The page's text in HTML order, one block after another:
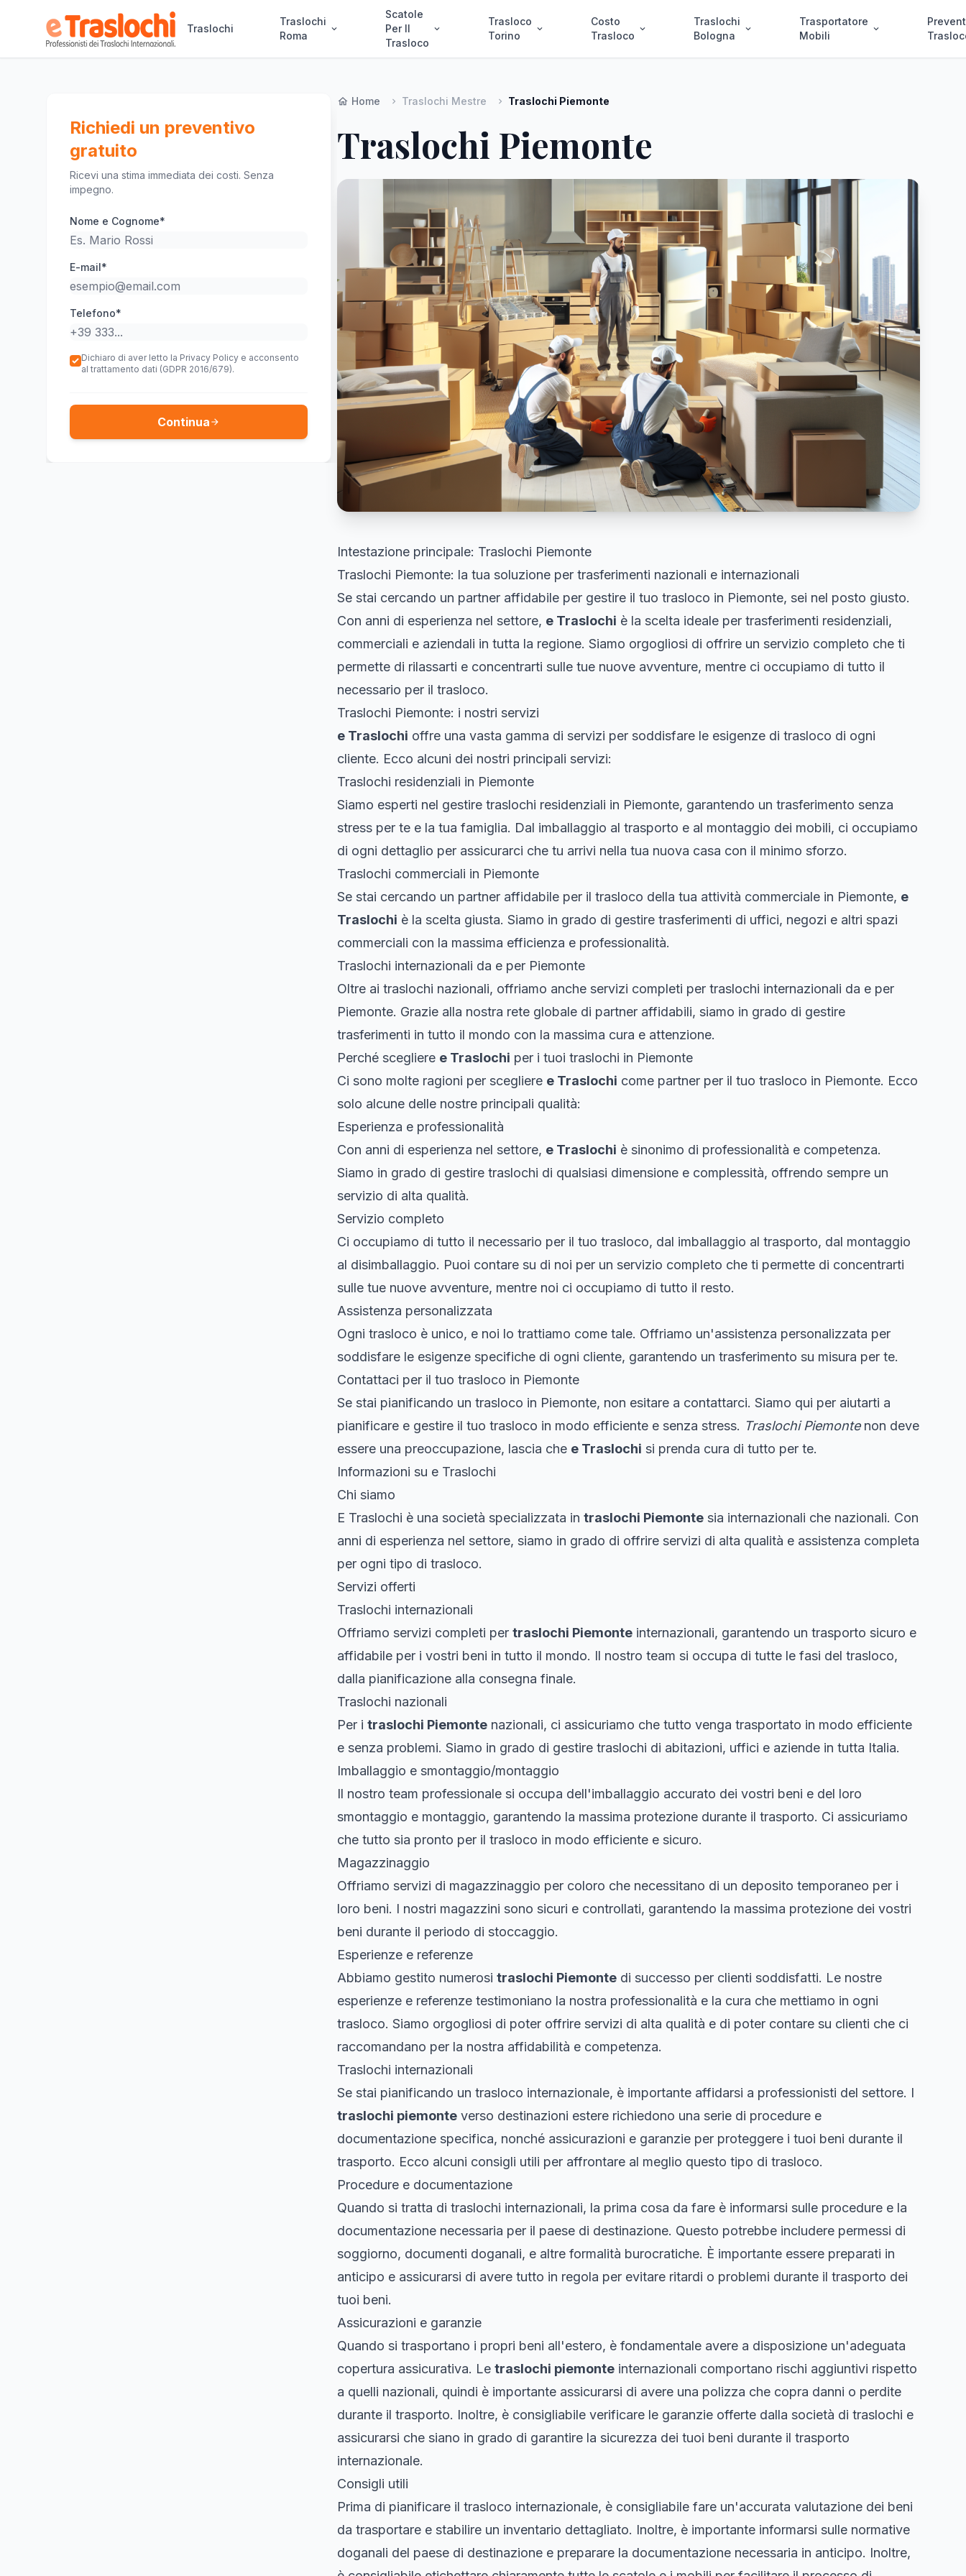
Traslochi
Traslochi
Roma
expand_more
Scatole
Per Il
Trasloco
expand_more
Trasloco
Torino
expand_more
Costo
Trasloco
expand_more
Traslochi
Bologna
expand_more
Trasportatore
Mobili
expand_more
Richiedi un preventivo
gratuito
Ricevi una stima immediata dei costi. Senza
impegno.
Nome e Cognome*
E-mail*
Telefono*
Dichiaro di aver letto la Privacy Policy e acconsento
al trattamento dati (GDPR 2016/679).
Continua arrow_forward
home Home chevron_right Traslochi Mestre chevron_right Traslochi Piemonte
Traslochi Piemonte
Intestazione principale: Traslochi Piemonte
Traslochi Piemonte: la tua soluzione per trasferimenti nazionali e internazionali
Se stai cercando un partner affidabile per gestire il tuo trasloco in Piemonte, sei nel posto giusto.
Con anni di esperienza nel settore, e Traslochi è la scelta ideale per trasferimenti residenziali,
commerciali e aziendali in tutta la regione. Siamo orgogliosi di offrire un servizio completo che ti
permette di rilassarti e concentrarti sulle tue nuove avventure, mentre ci occupiamo di tutto il
necessario per il trasloco.
Traslochi Piemonte: i nostri servizi
e Traslochi offre una vasta gamma di servizi per soddisfare le esigenze di trasloco di ogni
cliente. Ecco alcuni dei nostri principali servizi:
Traslochi residenziali in Piemonte
Siamo esperti nel gestire traslochi residenziali in Piemonte, garantendo un trasferimento senza
stress per te e la tua famiglia. Dal imballaggio al trasporto e al montaggio dei mobili, ci occupiamo
di ogni dettaglio per assicurarci che tu arrivi nella tua nuova casa con il minimo sforzo.
Traslochi commerciali in Piemonte
Se stai cercando un partner affidabile per il trasloco della tua attività commerciale in Piemonte, e
Traslochi è la scelta giusta. Siamo in grado di gestire trasferimenti di uffici, negozi e altri spazi
commerciali con la massima efficienza e professionalità.
Traslochi internazionali da e per Piemonte
Oltre ai traslochi nazionali, offriamo anche servizi completi per traslochi internazionali da e per
Piemonte. Grazie alla nostra rete globale di partner affidabili, siamo in grado di gestire
trasferimenti in tutto il mondo con la massima cura e attenzione.
Perché scegliere e Traslochi per i tuoi traslochi in Piemonte
Ci sono molte ragioni per scegliere e Traslochi come partner per il tuo trasloco in Piemonte. Ecco
solo alcune delle nostre principali qualità:
Esperienza e professionalità
Con anni di esperienza nel settore, e Traslochi è sinonimo di professionalità e competenza.
Siamo in grado di gestire traslochi di qualsiasi dimensione e complessità, offrendo sempre un
servizio di alta qualità.
Servizio completo
Ci occupiamo di tutto il necessario per il tuo trasloco, dal imballaggio al trasporto, dal montaggio
al disimballaggio. Puoi contare su di noi per un servizio completo che ti permette di concentrarti
sulle tue nuove avventure, mentre noi ci occupiamo di tutto il resto.
Assistenza personalizzata
Ogni trasloco è unico, e noi lo trattiamo come tale. Offriamo un'assistenza personalizzata per
soddisfare le esigenze specifiche di ogni cliente, garantendo un trasferimento su misura per te.
Contattaci per il tuo trasloco in Piemonte
Se stai pianificando un trasloco in Piemonte, non esitare a contattarci. Siamo qui per aiutarti a
pianificare e gestire il tuo trasloco in modo efficiente e senza stress. Traslochi Piemontenon deve
essere una preoccupazione, lascia che e Traslochi si prenda cura di tutto per te.
Informazioni su e Traslochi
Chi siamo
E Traslochi è una società specializzata intraslochi Piemonte sia internazionali che nazionali. Con
anni di esperienza nel settore, siamo in grado di offrire servizi di alta qualità e assistenza completa
per ogni tipo di trasloco.
Servizi offerti
Traslochi internazionali
Offriamo servizi completi pertraslochi Piemonte internazionali, garantendo un trasporto sicuro e
affidabile per i vostri beni in tutto il mondo. Il nostro team si occupa di tutte le fasi del trasloco,
dalla pianificazione alla consegna finale.
Traslochi nazionali
Per itraslochi Piemonte nazionali, ci assicuriamo che tutto venga trasportato in modo efficiente
e senza problemi. Siamo in grado di gestire traslochi di abitazioni, uffici e aziende in tutta Italia.
Imballaggio e smontaggio/montaggio
Il nostro team professionale si occupa dell'imballaggio accurato dei vostri beni e del loro
smontaggio e montaggio, garantendo la massima protezione durante il trasporto. Ci assicuriamo
che tutto sia pronto per il trasloco in modo efficiente e sicuro.
Magazzinaggio
Offriamo servizi di magazzinaggio per coloro che necessitano di un deposito temporaneo per i
loro beni. I nostri magazzini sono sicuri e controllati, garantendo la massima protezione dei vostri
beni durante il periodo di stoccaggio.
Esperienze e referenze
Abbiamo gestito numerositraslochi Piemonte di successo per clienti soddisfatti. Le nostre
esperienze e referenze testimoniano la nostra professionalità e la cura che mettiamo in ogni
trasloco. Siamo orgogliosi di poter offrire servizi di alta qualità e di poter contare su clienti che ci
raccomandano per la nostra affidabilità e competenza.
Traslochi internazionali
Se stai pianificando un trasloco internazionale, è importante affidarsi a professionisti del settore. I
traslochi piemonte verso destinazioni estere richiedono una serie di procedure e
documentazione specifica, nonché assicurazioni e garanzie per proteggere i tuoi beni durante il
trasporto. Ecco alcuni consigli utili per affrontare al meglio questo tipo di trasloco.
Procedure e documentazione
Quando si tratta di traslochi internazionali, la prima cosa da fare è informarsi sulle procedure e la
documentazione necessaria per il paese di destinazione. Questo potrebbe includere permessi di
soggiorno, documenti doganali, e altre formalità burocratiche. È importante essere preparati in
anticipo e assicurarsi di avere tutto in regola per evitare ritardi o problemi durante il trasporto dei
tuoi beni.
Assicurazioni e garanzie
Quando si trasportano i propri beni all'estero, è fondamentale avere a disposizione un'adeguata
copertura assicurativa. Letraslochi piemonte internazionali comportano rischi aggiuntivi rispetto
a quelli nazionali, quindi è importante assicurarsi di avere una polizza che copra danni o perdite
durante il trasporto. Inoltre, è consigliabile verificare le garanzie offerte dalla società di traslochi e
assicurarsi che siano in grado di garantire la sicurezza dei tuoi beni durante il trasporto
internazionale.
Consigli utili
Prima di pianificare il trasloco internazionale, è consigliabile fare un'accurata valutazione dei beni
da trasportare e stabilire un inventario dettagliato. Inoltre, è importante informarsi sulle normative
doganali del paese di destinazione e preparare la documentazione necessaria in anticipo. Inoltre,